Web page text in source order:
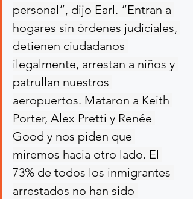
personal”, dijo Earl. “Entran a
hogares sin órdenes judiciales,
detienen ciudadanos
ilegalmente, arrestan a niños y
patrullan nuestros
aeropuertos. Mataron a Keith
Porter, Alex Pretti y Renée
Good y nos piden que
miremos hacia otro lado. El
73% de todos los inmigrantes
arrestados no han sido